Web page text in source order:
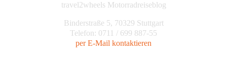
travel2wheels Motorradreiseblog
Binderstraße 5, 70329 Stuttgart
Telefon: 0711 / 699 887-55
per E-Mail kontaktieren